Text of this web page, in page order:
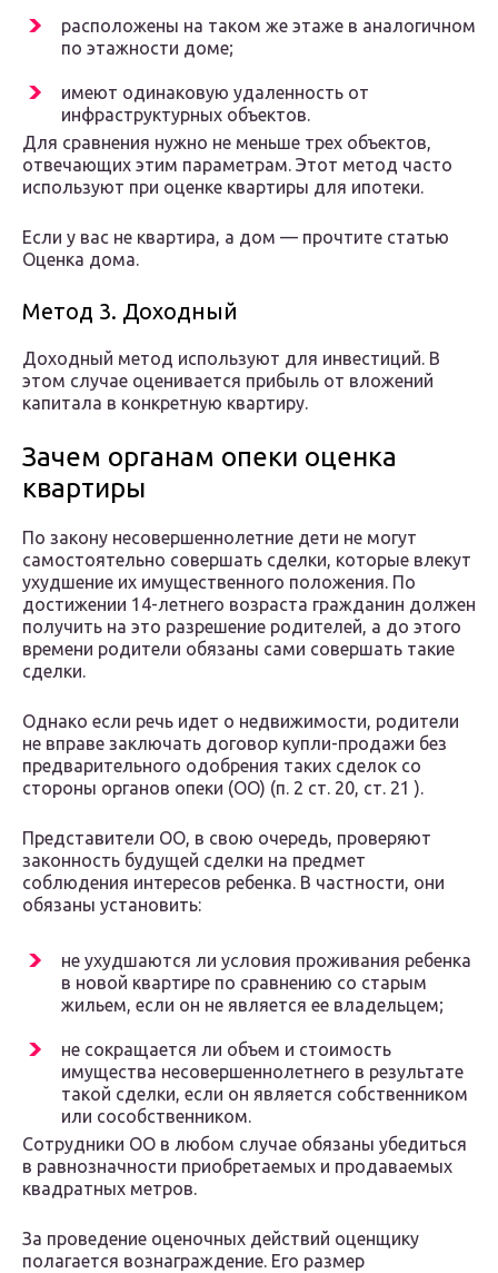
расположены на таком же этаже в аналогичном
по этажности доме;
имеют одинаковую удаленность от
инфраструктурных объектов.
Для сравнения нужно не меньше трех объектов,
отвечающих этим параметрам. Этот метод часто
используют при оценке квартиры для ипотеки.
Если у вас не квартира, а дом — прочтите статью
Оценка дома.
Метод 3. Доходный
Доходный метод используют для инвестиций. В
этом случае оценивается прибыль от вложений
капитала в конкретную квартиру.
Зачем органам опеки оценка
квартиры
По закону несовершеннолетние дети не могут
самостоятельно совершать сделки, которые влекут
ухудшение их имущественного положения. По
достижении 14-летнего возраста гражданин должен
получить на это разрешение родителей, а до этого
времени родители обязаны сами совершать такие
сделки.
Однако если речь идет о недвижимости, родители
не вправе заключать договор купли-продажи без
предварительного одобрения таких сделок со
стороны органов опеки (ОО) (п. 2 ст. 20, ст. 21 ).
Представители ОО, в свою очередь, проверяют
законность будущей сделки на предмет
соблюдения интересов ребенка. В частности, они
обязаны установить:
не ухудшаются ли условия проживания ребенка
в новой квартире по сравнению со старым
жильем, если он не является ее владельцем;
не сокращается ли объем и стоимость
имущества несовершеннолетнего в результате
такой сделки, если он является собственником
или сособственником.
Сотрудники ОО в любом случае обязаны убедиться
в равнозначности приобретаемых и продаваемых
квадратных метров.
За проведение оценочных действий оценщику
полагается вознаграждение. Его размер